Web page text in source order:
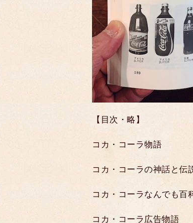
【目次・略】
コカ・コーラ物語
コカ・コーラの神話と伝
コカ・コーラなんでも百
コカ・コーラ広告物語